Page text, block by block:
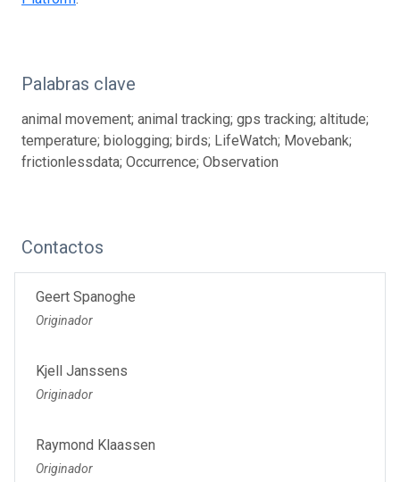
Palabras clave
animal movement; animal tracking; gps tracking; altitude;
temperature; biologging; birds; LifeWatch; Movebank;
frictionlessdata; Occurrence; Observation
Contactos
Geert Spanoghe
Originador
Kjell Janssens
Originador
Raymond Klaassen
Originador